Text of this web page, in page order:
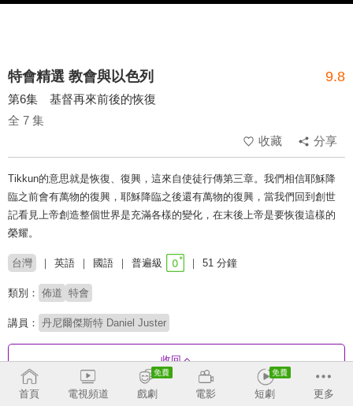
特會精選 教會與以色列 9.8
第6集 基督再來前後的恢復
全 7 集
收藏
分享
Tikkun的意思就是恢復、復興，這來自使徒行傳第三章。我們相信耶穌降
臨之前會有萬物的復興，耶穌降臨之後還有萬物的復興，當我們回到創世
記看見上帝創造整個世界是充滿各樣的變化，在末後上帝是要恢復這樣的
榮耀。
台灣 英語 國語 普遍級 51 分鐘
類別： 佈道 特會
講員： 丹尼爾傑斯特 Daniel Juster
收回
首頁 電視頻道 戲劇 電影 短劇 更多